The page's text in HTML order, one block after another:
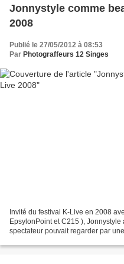
Jonnystyle comme
2008
Publié le 27/05/2012 à 08:53
Par Photograffeurs 12 Singes
Invité du festival K-Live en 2008
EpsylonPoint et C215 ),
spectateur pouvait regarder par